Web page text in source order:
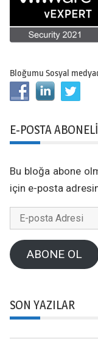
Bloğumu Sosyal
E-POSTA
Bu bloğa abone
için e-posta
posta
AdresiABONE OL
SON YAZILAR